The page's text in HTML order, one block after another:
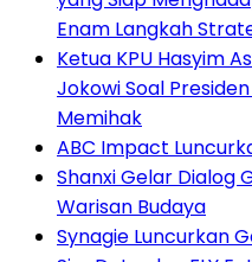
Enam Langkah
Ketua KPU Hasyim
Jokowi Soal
Memihak
ABC Impact
Shanxi Gelar Dialog
Warisan Budaya
Synagie Luncurkan